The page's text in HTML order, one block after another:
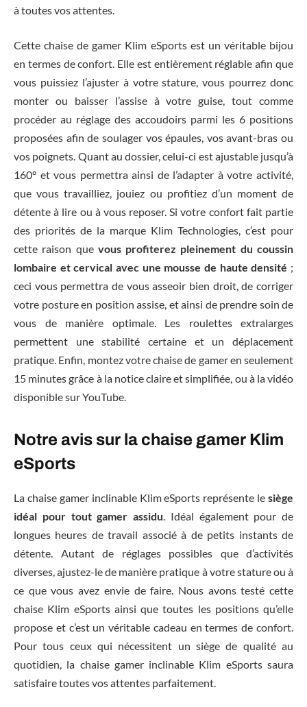
à toutes vos attentes.
Cette chaise de gamer Klim eSports est un véritable bijou
en termes de confort. Elle est entièrement réglable afin que
vous puissiez l’ajuster à votre stature, vous pourrez donc
monter ou baisser l’assise à votre guise, tout comme
procéder au réglage des accoudoirs parmi les 6 positions
proposées afin de soulager vos épaules, vos avant-bras ou
vos poignets. Quant au dossier, celui-ci est ajustable jusqu’à
160° et vous permettra ainsi de l’adapter à votre activité,
que vous travailliez, jouiez ou profitiez d’un moment de
détente à lire ou à vous reposer. Si votre confort fait partie
des priorités de la marque Klim Technologies, c’est pour
cette raison que vous profiterez pleinement du coussin
lombaire et cervical avec une mousse de haute densité ;
ceci vous permettra de vous asseoir bien droit, de corriger
votre posture en position assise, et ainsi de prendre soin de
vous de manière optimale. Les roulettes extralarges
permettent une stabilité certaine et un déplacement
pratique. Enfin, montez votre chaise de gamer en seulement
15 minutes grâce à la notice claire et simplifiée, ou à la vidéo
disponible sur YouTube.
Notre avis sur la chaise gamer Klim
eSports
La chaise gamer inclinable Klim eSports représente le siège
idéal pour tout gamer assidu. Idéal également pour de
longues heures de travail associé à de petits instants de
détente. Autant de réglages possibles que d’activités
diverses, ajustez-le de manière pratique à votre stature ou à
ce que vous avez envie de faire. Nous avons testé cette
chaise Klim eSports ainsi que toutes les positions qu’elle
propose et c’est un véritable cadeau en termes de confort.
Pour tous ceux qui nécessitent un siège de qualité au
quotidien, la chaise gamer inclinable Klim eSports saura
satisfaire toutes vos attentes parfaitement.